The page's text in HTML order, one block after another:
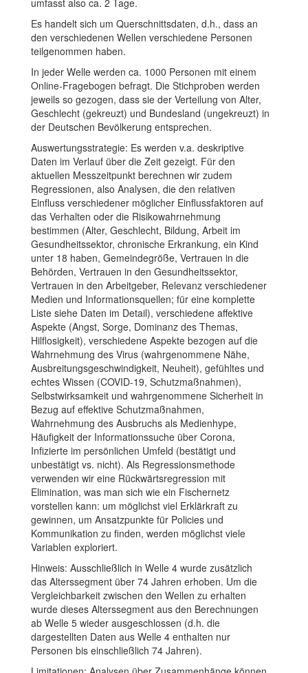
umfasst also ca. 2 Tage.
Es handelt sich um Querschnittsdaten, d.h., dass an
den verschiedenen Wellen verschiedene Personen
teilgenommen haben.
In jeder Welle werden ca. 1000 Personen mit einem
Online-Fragebogen befragt. Die Stichproben werden
jeweils so gezogen, dass sie der Verteilung von Alter,
Geschlecht (gekreuzt) und Bundesland (ungekreuzt) in
der Deutschen Bevölkerung entsprechen.
Auswertungsstrategie: Es werden v.a. deskriptive
Daten im Verlauf über die Zeit gezeigt. Für den
aktuellen Messzeitpunkt berechnen wir zudem
Regressionen, also Analysen, die den relativen
Einfluss verschiedener möglicher Einflussfaktoren auf
das Verhalten oder die Risikowahrnehmung
bestimmen (Alter, Geschlecht, Bildung, Arbeit im
Gesundheitssektor, chronische Erkrankung, ein Kind
unter 18 haben, Gemeindegröße, Vertrauen in die
Behörden, Vertrauen in den Gesundheitssektor,
Vertrauen in den Arbeitgeber, Relevanz verschiedener
Medien und Informationsquellen; für eine komplette
Liste siehe Daten im Detail), verschiedene affektive
Aspekte (Angst, Sorge, Dominanz des Themas,
Hilflosigkeit), verschiedene Aspekte bezogen auf die
Wahrnehmung des Virus (wahrgenommene Nähe,
Ausbreitungsgeschwindigkeit, Neuheit), gefühltes und
echtes Wissen (COVID-19, Schutzmaßnahmen),
Selbstwirksamkeit und wahrgenommene Sicherheit in
Bezug auf effektive Schutzmaßnahmen,
Wahrnehmung des Ausbruchs als Medienhype,
Häufigkeit der Informationssuche über Corona,
Infizierte im persönlichen Umfeld (bestätigt und
unbestätigt vs. nicht). Als Regressionsmethode
verwenden wir eine Rückwärtsregression mit
Elimination, was man sich wie ein Fischernetz
vorstellen kann: um möglichst viel Erklärkraft zu
gewinnen, um Ansatzpunkte für Policies und
Kommunikation zu finden, werden möglichst viele
Variablen exploriert.
Hinweis: Ausschließlich in Welle 4 wurde zusätzlich
das Alterssegment über 74 Jahren erhoben. Um die
Vergleichbarkeit zwischen den Wellen zu erhalten
wurde dieses Alterssegment aus den Berechnungen
ab Welle 5 wieder ausgeschlossen (d.h. die
dargestellten Daten aus Welle 4 enthalten nur
Personen bis einschließlich 74 Jahren).